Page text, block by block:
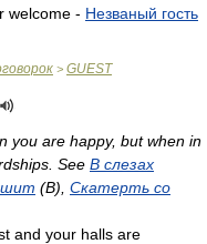
welcome - Незваный гость
> GUEST
you are happy, but when in
See В слезах
(B), Скатерть со
and your halls are